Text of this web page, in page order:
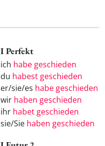
I Perfekt
ich habe geschieden
du habest geschieden
er/sie/es habe geschieden
wir haben geschieden
ihr habet geschieden
sie/Sie haben geschieden